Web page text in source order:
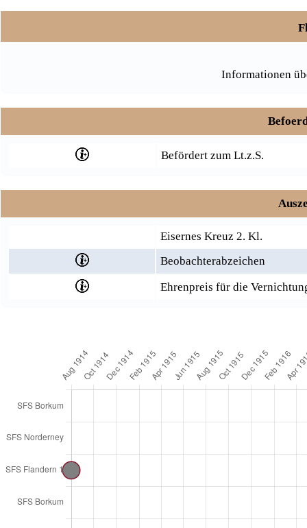
Informationen
Befördert zum Lt.z.S.
Eisernes Kreuz 2. Kl.
Beobachterabzeichen
Ehrenpreis für die